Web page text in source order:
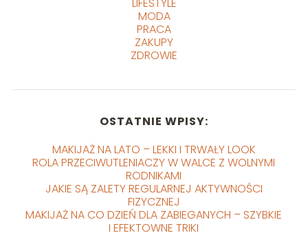
LIFESTYLE
MODA
PRACA
ZAKUPY
ZDROWIE
OSTATNIE WPISY:
MAKIJAŻ NA LATO – LEKKI I TRWAŁY LOOK
ROLA PRZECIWUTLENIACZY W WALCE Z WOLNYMI
RODNIKAMI
JAKIE SĄ ZALETY REGULARNEJ AKTYWNOŚCI
FIZYCZNEJ
MAKIJAŻ NA CO DZIEŃ DLA ZABIEGANYCH – SZYBKIE
I EFEKTOWNE TRIKI